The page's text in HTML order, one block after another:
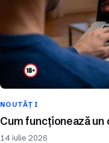
NOUTĂȚI
Cum funcționează un
14 iulie 2026